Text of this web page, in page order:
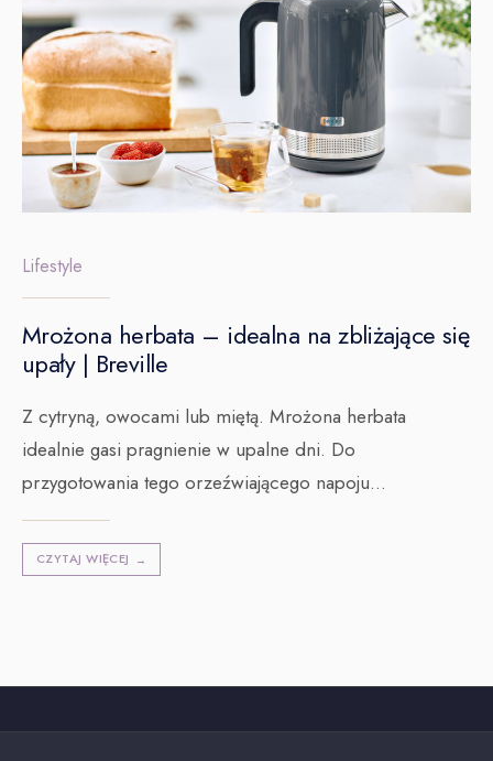
Lifestyle
Mrożona herbata – idealna na zbliżające się
upały | Breville
Z cytryną, owocami lub miętą. Mrożona herbata
idealnie gasi pragnienie w upalne dni. Do
przygotowania tego orzeźwiającego napoju...
CZYTAJ WIĘCEJ →